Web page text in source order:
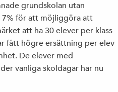
grundskolan utan
för att möjliggöra att
att ha 30 elever per klass
fått högre ersättning per elev
De elever med
vanliga skoldagar har nu